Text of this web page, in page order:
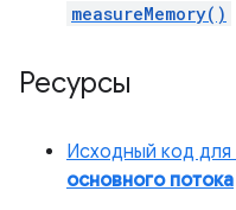
measureMemory()
Ресурсы
Исходный код для
основного потока